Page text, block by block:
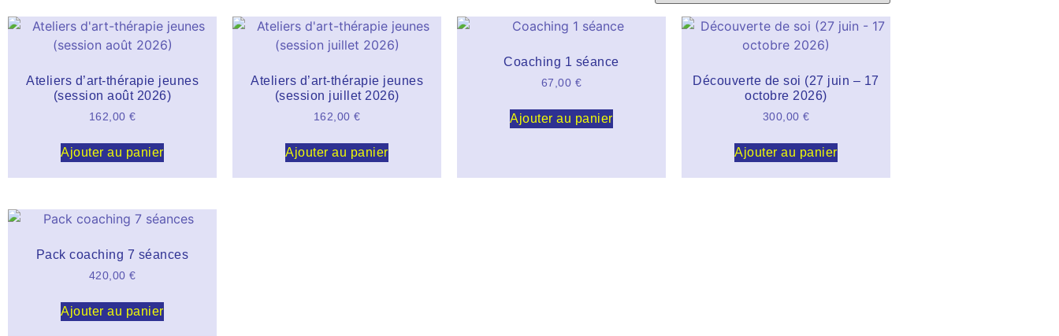
Ateliers d’art-thérapie jeunes
(session août 2026)
162,00 €
Ajouter au panier
Ateliers d’art-thérapie jeunes
(session juillet 2026)
162,00 €
Ajouter au panier
Coaching 1 séance
67,00 €
Ajouter au panier
Découverte de soi (27 juin – 17
octobre 2026)
300,00 €
Ajouter au panier
Pack coaching 7 séances
420,00 €
Ajouter au panier